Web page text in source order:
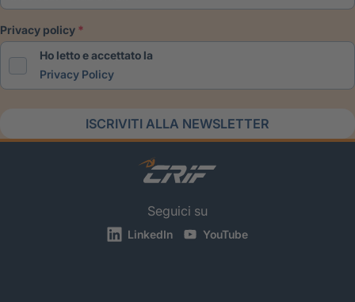
privacy policy
Ho letto e accettato la
Privacy Policy
ISCRIVITI ALLA NEWSLETTER
Seguici su
LinkedIn YouTube